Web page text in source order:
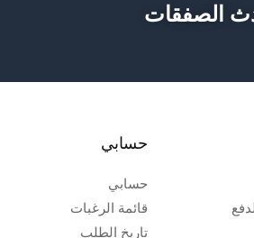
الصفقات
حسابي
حسابي
قائمة الرغبات
تاريخ الطلب